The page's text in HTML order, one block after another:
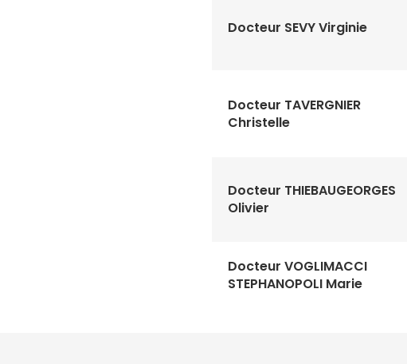
Docteur SEVY Virginie
Docteur TAVERGNIER
Christelle
Docteur THIEBAUGEORGES
Olivier
Docteur VOGLIMACCI
STEPHANOPOLI Marie